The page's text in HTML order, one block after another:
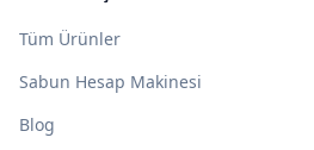
Tüm Ürünler
Sabun Hesap Makinesi
Blog